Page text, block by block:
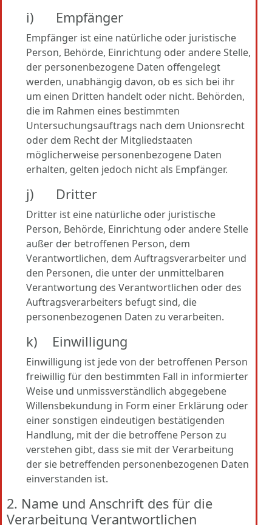
i) Empfänger
Empfänger ist eine natürliche oder juristische
Person, Behörde, Einrichtung oder andere Stelle,
der personenbezogene Daten offengelegt
werden, unabhängig davon, ob es sich bei ihr
um einen Dritten handelt oder nicht. Behörden,
die im Rahmen eines bestimmten
Untersuchungsauftrags nach dem Unionsrecht
oder dem Recht der Mitgliedstaaten
möglicherweise personenbezogene Daten
erhalten, gelten jedoch nicht als Empfänger.
j) Dritter
Dritter ist eine natürliche oder juristische
Person, Behörde, Einrichtung oder andere Stelle
außer der betroffenen Person, dem
Verantwortlichen, dem Auftragsverarbeiter und
den Personen, die unter der unmittelbaren
Verantwortung des Verantwortlichen oder des
Auftragsverarbeiters befugt sind, die
personenbezogenen Daten zu verarbeiten.
k) Einwilligung
Einwilligung ist jede von der betroffenen Person
freiwillig für den bestimmten Fall in informierter
Weise und unmissverständlich abgegebene
Willensbekundung in Form einer Erklärung oder
einer sonstigen eindeutigen bestätigenden
Handlung, mit der die betroffene Person zu
verstehen gibt, dass sie mit der Verarbeitung
der sie betreffenden personenbezogenen Daten
einverstanden ist.
2. Name und Anschrift des für die
Verarbeitung Verantwortlichen